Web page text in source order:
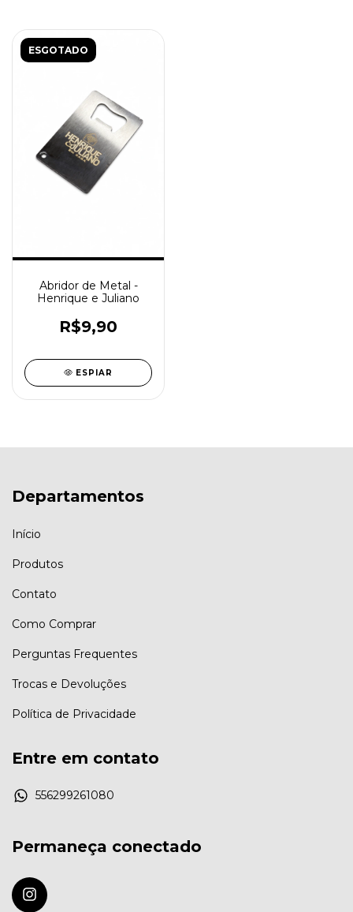
ESGOTADO
Abridor de Metal -
Henrique e Juliano
R$9,90
ESPIAR
Departamentos
Início
Produtos
Contato
Como Comprar
Perguntas Frequentes
Trocas e Devoluções
Política de Privacidade
Entre em contato
556299261080
Permaneça conectado